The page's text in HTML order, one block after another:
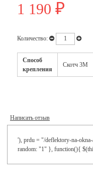
1 190 ₽
Количество:
Способ
крепления
Скотч 3М
Написать отзыв
'), prdu = "/deflektory-na-
random: "1" }, function(){